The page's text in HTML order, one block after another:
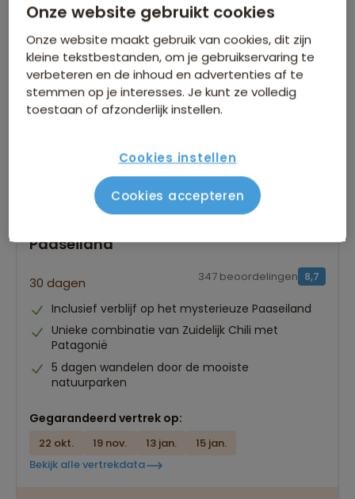
Er is1reis die voldoet aan jouw wensen
Paaseiland Verwijder alle filters
Paaseiland
30 dagen 8,7
347 beoordelingen
Inclusief verblijf op het mysterieuze Paaseiland
Unieke combinatie van Zuidelijk Chili met
Patagonië
5 dagen wandelen door de mooiste
natuurparken
Gegarandeerd vertrek op:
22 okt. 19 nov. 13 jan.
15 jan.
Bekijk alle vertrekdata
Onze website gebruikt cookies
Onze website maakt gebruik van cookies, dit zijn
kleine tekstbestanden, om je gebruikservaring te
verbeteren en de inhoud en advertenties af te
stemmen op je interesses. Je kunt ze volledig
toestaan of afzonderlijk instellen.
Cookies instellen
Cookies accepteren